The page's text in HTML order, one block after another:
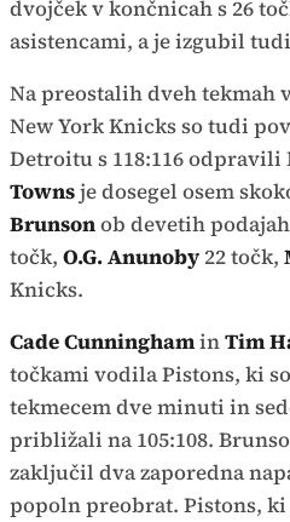
dvojček v končnicah s 26
asistencami, a je izgubil
Na preostalih dveh tekmah
New York Knicks so tudi
Detroitu s 118:116 odpravili
Townsje dosegel osem
Brunsonob devetih
točk, O.G. Anunoby 22 točk,
Knicks.
Cade CunninghaminTim
točkami vodila Pistons, ki
tekmecem dve minuti in
približali na 105:108.
zaključil dva zaporedna
popoln preobrat. Pistons,